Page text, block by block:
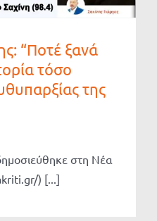
“Ποτέ ξανά
τόσο
της
στη Νέα
) [...]